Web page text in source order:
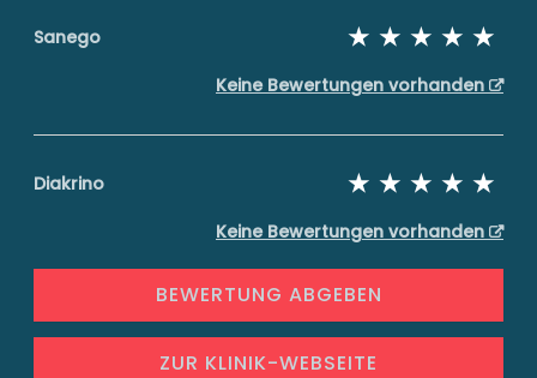
Sanego
Keine Bewertungen vorhanden
Diakrino
Keine Bewertungen vorhanden
BEWERTUNG ABGEBEN
ZUR KLINIK-WEBSEITE